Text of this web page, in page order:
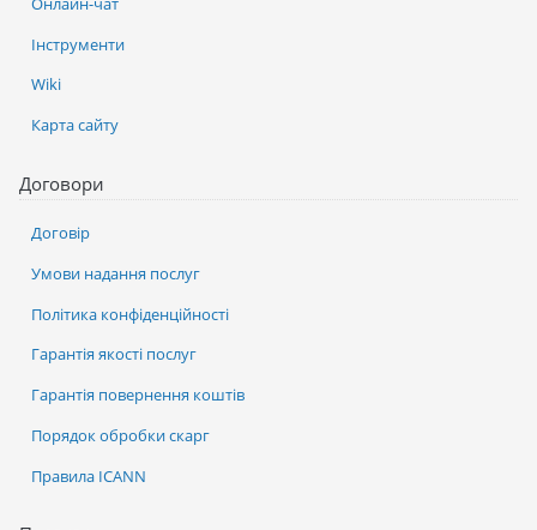
Інструменти
Wiki
Карта сайту
Договори
Договір
Умови надання послуг
Політика конфіденційності
Гарантія якості послуг
Гарантія повернення коштів
Порядок обробки скарг
Правила ICANN